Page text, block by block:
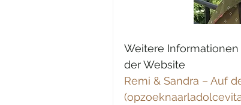
Weitere
der Website
Remi & Sandra – Auf
(